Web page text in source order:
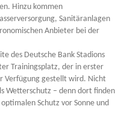
Hinzu kommen
Sanitäranlagen
Anbieter bei der
des Deutsche Bank Stadions
Trainingsplatz, der in erster
Verfügung gestellt wird. Nicht
Wetterschutz – denn dort finden
Schutz vor Sonne und